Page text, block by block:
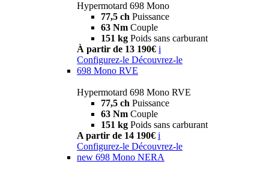
Hypermotard 698 Mono
77,5 ch Puissance
63 Nm Couple
151 kg Poids sans carburant
À partir de 13 190€ i
Configurez-le Découvrez-le
698 Mono RVE
Hypermotard 698 Mono RVE
77,5 ch Puissance
63 Nm Couple
151 kg Poids sans carburant
A partir de 14 190€ i
Configurez-le Découvrez-le
new 698 Mono NERA